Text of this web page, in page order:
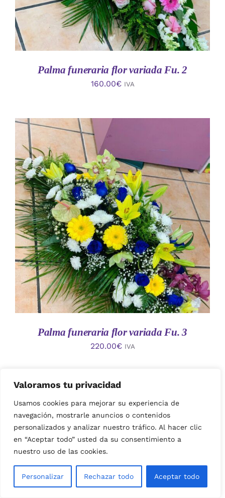
Valoramos tu privacidad
Usamos cookies para mejorar su experiencia de
navegación, mostrarle anuncios o contenidos
personalizados y analizar nuestro tráfico. Al hacer clic
en “Aceptar todo” usted da su consentimiento a
nuestro uso de las cookies.
Personalizar Rechazar todo Aceptar todo
Palma funeraria flor variada Fu. 2
160.00€ IVA
AÑADIR AL CARRITO
/
DETALLES
Palma funeraria flor variada Fu. 3
220.00€ IVA
AÑADIR AL CARRITO